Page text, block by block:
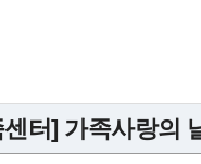
터] 가족사랑의